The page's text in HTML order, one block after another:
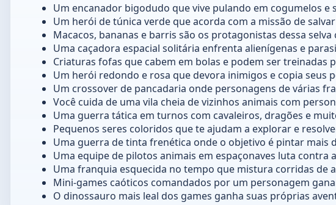
Um encanador bigodudo que vive pulando em cogumelos e
Um herói de túnica verde que acorda com a missão de
Macacos, bananas e barris são os protagonistas dessa selva
Uma caçadora espacial solitária enfrenta alienígenas e
Criaturas fofas que cabem em bolas e podem ser treinadas
Um herói redondo e rosa que devora inimigos e copia seus
Um crossover de pancadaria onde personagens de várias
Você cuida de uma vila cheia de vizinhos animais com
Uma guerra tática em turnos com cavaleiros, dragões e
Pequenos seres coloridos que te ajudam a explorar e
Uma guerra de tinta frenética onde o objetivo é pintar mais
Uma equipe de pilotos animais em espaçonaves luta contra
Uma franquia esquecida no tempo que mistura corridas de
Mini-games caóticos comandados por um personagem
O dinossauro mais leal dos games ganha suas próprias